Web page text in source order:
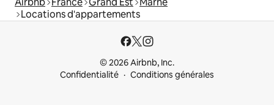
Locations d'appartements
© 2026 Airbnb, Inc.
Confidentialité
Conditions générales